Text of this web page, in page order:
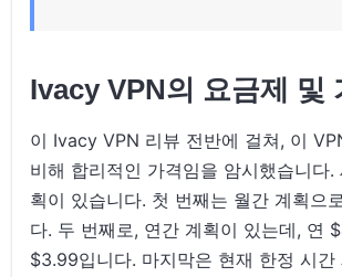
Ivacy VPN의 요금제 및
이 Ivacy VPN 리뷰 전반에 걸쳐, 이
비해 합리적인 가격임을 암시했습니다.
획이 있습니다. 첫 번째는 월간 계획으
다. 두 번째로, 연간 계획이 있는데, 연
$3.99입니다. 마지막은 현재 한정 시간